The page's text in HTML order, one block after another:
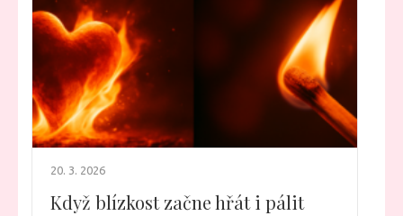
20. 3. 2026
Když blízkost začne hřát i pálit